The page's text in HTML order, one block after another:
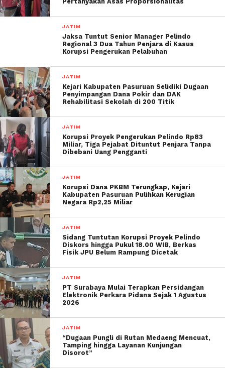
JATIM
Jaksa Tuntut Senior Manager Pelindo
Regional 3 Dua Tahun Penjara di Kasus
Korupsi Pengerukan Pelabuhan
JATIM
Kejari Kabupaten Pasuruan Selidiki Dugaan
Penyimpangan Dana Pokir dan DAK
Rehabilitasi Sekolah di 200 Titik
JATIM
Korupsi Proyek Pengerukan Pelindo Rp83
Miliar, Tiga Pejabat Dituntut Penjara Tanpa
Dibebani Uang Pengganti
JATIM
Korupsi Dana PKBM Terungkap, Kejari
Kabupaten Pasuruan Pulihkan Kerugian
Negara Rp2,25 Miliar
JATIM
Sidang Tuntutan Korupsi Proyek Pelindo
Diskors hingga Pukul 18.00 WIB, Berkas
Fisik JPU Belum Rampung Dicetak
JATIM
PT Surabaya Mulai Terapkan Persidangan
Elektronik Perkara Pidana Sejak 1 Agustus
2026
JATIM
“Dugaan Pungli di Rutan Medaeng Mencuat,
Tamping hingga Layanan Kunjungan
Disorot”